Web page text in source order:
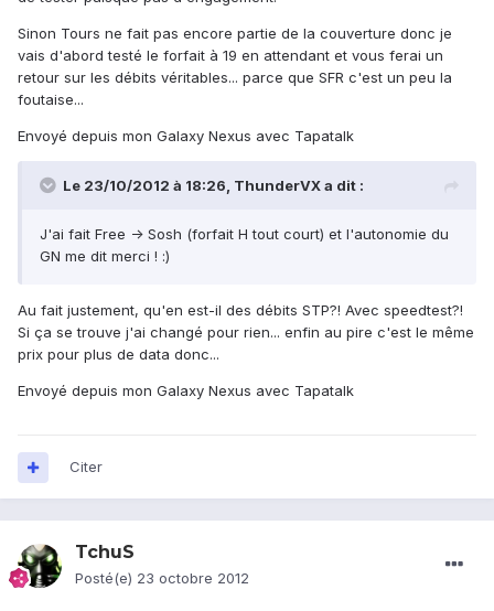
Sinon Tours ne fait pas encore partie de la couverture donc je
vais d'abord testé le forfait à 19 en attendant et vous ferai un
retour sur les débits véritables... parce que SFR c'est un peu la
foutaise...
Envoyé depuis mon Galaxy Nexus avec Tapatalk
Le 23/10/2012 à 18:26, ThunderVX a dit :
J'ai fait Free -> Sosh (forfait H tout court) et l'autonomie du
GN me dit merci ! :)
Au fait justement, qu'en est-il des débits STP?! Avec speedtest?!
Si ça se trouve j'ai changé pour rien... enfin au pire c'est le même
prix pour plus de data donc...
Envoyé depuis mon Galaxy Nexus avec Tapatalk
Citer
TchuS
Posté(e) 23 octobre 2012